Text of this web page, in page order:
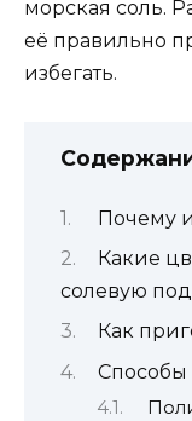
морская соль.
её правильно
избегать.
Почему
Какие
солевую
Как